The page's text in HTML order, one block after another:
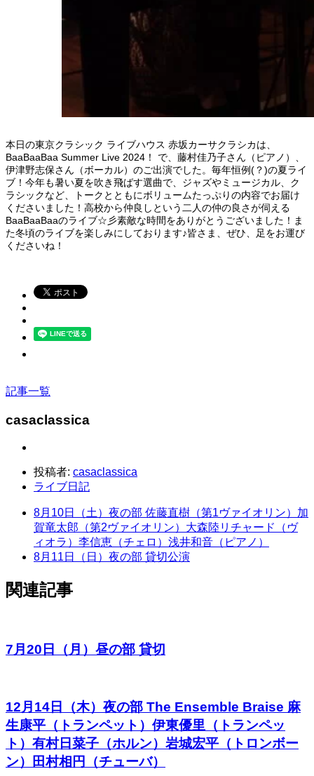
本日の東京クラシック ライブハウス 赤坂カーサクラシカは、
BaaBaaBaa Summer Live 2024！ で、藤村佳乃子さん（ピアノ）、
伊津野志保さん（ボーカル）のご出演でした。毎年恒例(？)の夏ライ
ブ！今年も暑い夏を吹き飛ばす選曲で、ジャズやミュージカル、ク
ラシックなど、トークとともにボリュームたっぷりの内容でお届け
くださいました！高校から仲良しという二人の仲の良さが伺える
BaaBaaBaaのライブ☆彡素敵な時間をありがとうございました！ま
た冬頃のライブを楽しみにしております♪皆さま、ぜひ、足をお運び
くださいね！
記事一覧
casaclassica
投稿者: casaclassica
ライブ日記
8月10日（土）夜の部 佐藤直樹（第1ヴァイオリン）加
賀竜太郎（第2ヴァイオリン）大森陸リチャード（ヴ
ィオラ）李信恵（チェロ）浅井和音（ピアノ）
8月11日（日）夜の部 貸切公演
関連記事
7月20日（月）昼の部 貸切
12月14日（木）夜の部 The Ensemble Braise 麻
生康平（トランペット）伊東優里（トランペッ
ト）有村日菜子（ホルン）岩城宏平（トロンボー
ン）田村相円（チューバ）